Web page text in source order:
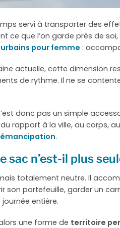
servi à transporter des
ce que l’on garde près de
urbains pour femme :
actuelle, cette dimension
de rythme. Il ne se
donc pas un simple
rapport à la ville, au corps,
.
sac n’est-il plus
totalement neutre. Il
son portefeuille, garder un
entière.
une forme de territoire